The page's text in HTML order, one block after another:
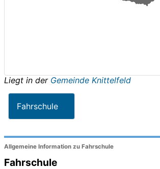
Liegt in der Gemeinde Knittelfeld
Fahrschule
Allgemeine Information zu Fahrschule
Fahrschule